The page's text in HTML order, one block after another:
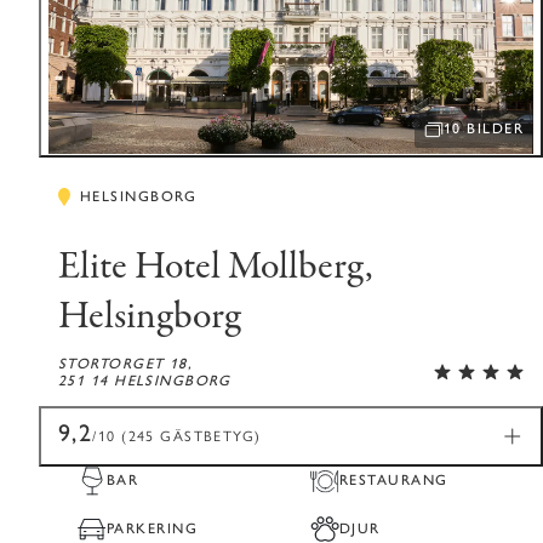
ÖPPNA
10 BILDER
HELSINGBORG
Elite Hotel Mollberg,
Helsingborg
STORTORGET 18,
251 14 HELSINGBORG
9,2/10 (245 GÄSTBETYG)
BAR RESTAURANG
PARKERING DJUR